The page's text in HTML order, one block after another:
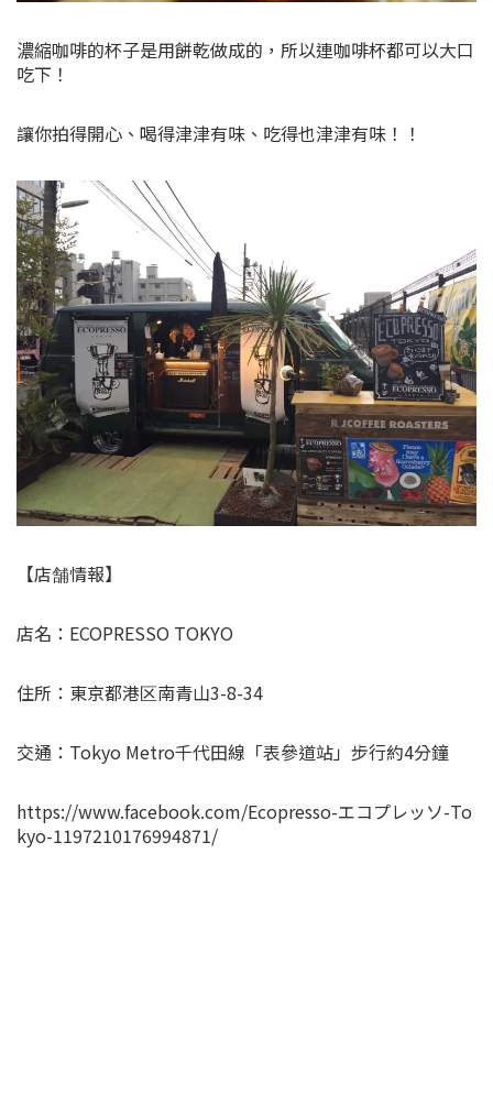
濃縮咖啡的杯子是用餅乾做成的，所以連咖啡杯都可以大口
吃下！
讓你拍得開心、喝得津津有味、吃得也津津有味！！
【店舗情報】
店名：ECOPRESSO TOKYO
住所：東京都港区南青山3-8-34
交通：Tokyo Metro千代田線「表參道站」步行約4分鐘
https://www.facebook.com/Ecopresso-エコプレッソ-To
kyo-1197210176994871/